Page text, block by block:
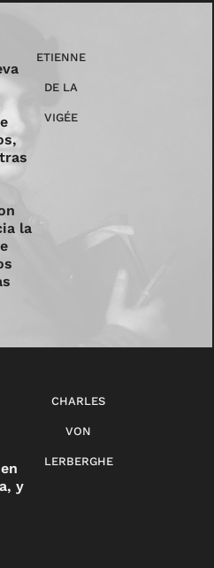
la
ETIENNE
DE LA
VIGÉE
y
CHARLES
VON
LERBERGHE